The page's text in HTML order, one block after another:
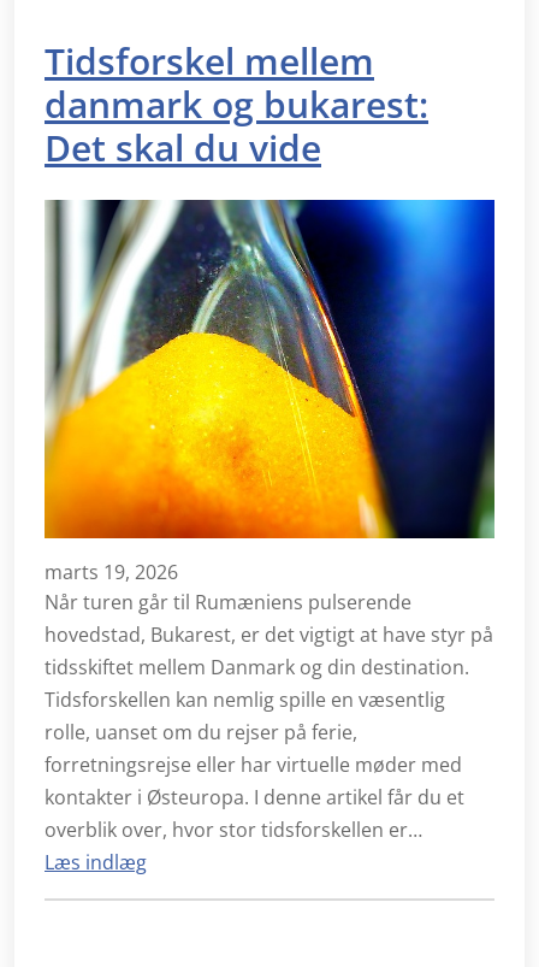
Tidsforskel mellem
danmark og bukarest:
Det skal du vide
marts 19, 2026
Når turen går til Rumæniens pulserende
hovedstad, Bukarest, er det vigtigt at have styr på
tidsskiftet mellem Danmark og din destination.
Tidsforskellen kan nemlig spille en væsentlig
rolle, uanset om du rejser på ferie,
forretningsrejse eller har virtuelle møder med
kontakter i Østeuropa. I denne artikel får du et
overblik over, hvor stor tidsforskellen er…
Læs indlæg